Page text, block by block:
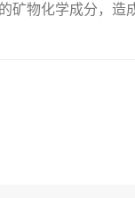
物化学成分，造